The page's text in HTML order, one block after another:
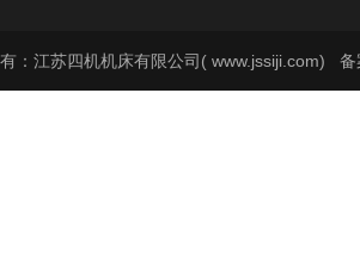
：江苏四机机床有限公司( www.jssiji.com) 备